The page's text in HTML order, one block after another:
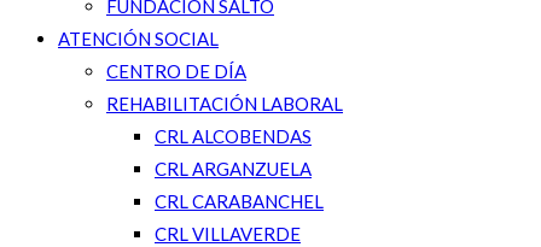
FUNDACIÓN SALTO
ATENCIÓN SOCIAL
CENTRO DE DÍA
REHABILITACIÓN LABORAL
CRL ALCOBENDAS
CRL ARGANZUELA
CRL CARABANCHEL
CRL VILLAVERDE